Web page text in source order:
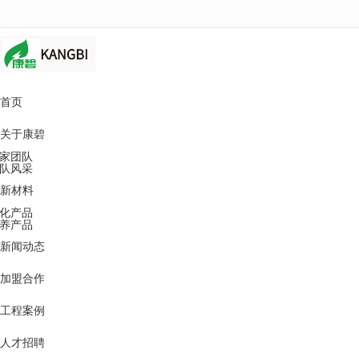
首页
关于康碧
团队
风采
新材料
产品
产品
新闻动态
加盟合作
工程案例
人才招聘